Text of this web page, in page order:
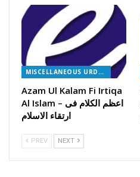
MISCELLANEOUS URDU BOOKS
Azam Ul Kalam Fi Irtiqa
Al Islam – اعظم الکلام فی
ارتقاء الاسلام
PREV NEXT